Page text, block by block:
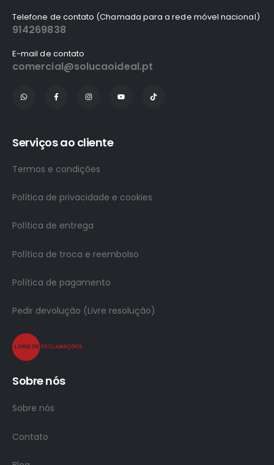
Telefone de contato (Chamada para a rede móvel nacional)
914269838
E-mail de contato
comercial@solucaoideal.pt
Serviços ao cliente
Termos e condições
Política de privacidade e cookies
Política de entrega
Política de troca e reembolso
Política de pagamento
Pedir devolução (Livre resolução)
Sobre nós
Sobre nós
Contato